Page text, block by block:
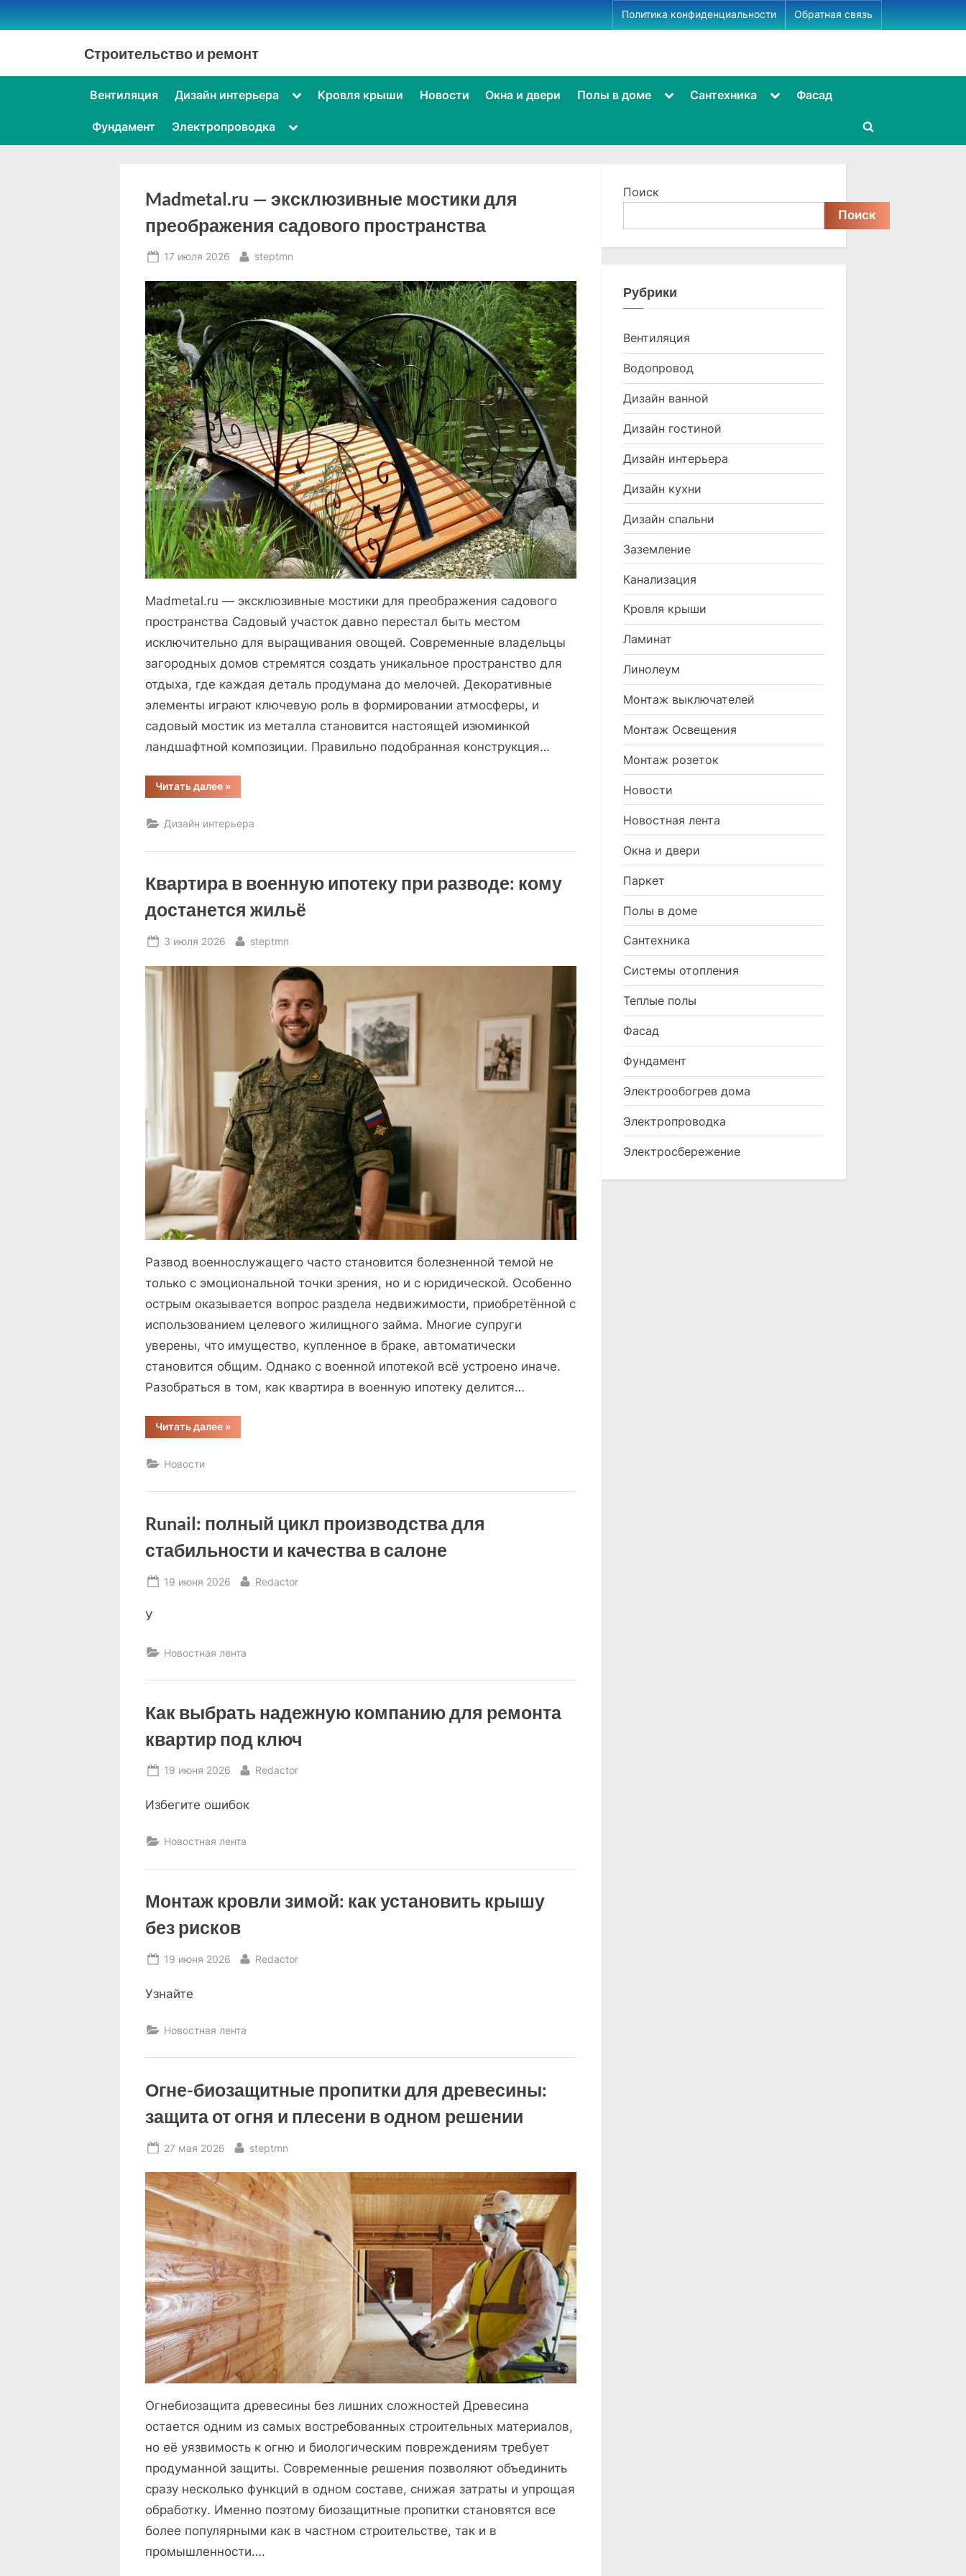
Skip
to
Политика конфиденциальности Обратная связь
Строительство и ремонт
Вентиляция Дизайн интерьера
ToggleКровля крыши Новости Окна и двери Полы в доме
ToggleСантехника
ToggleФасад
Фундамент Электропроводка
Toggle
menu
Toggle
Madmetal.ru — эксклюзивные мостики для
преображения садового пространства
Posted
17 июля 2026 By
steptmn
Madmetal.ru — эксклюзивные мостики для преображения садового
пространства Садовый участок давно перестал быть местом
исключительно для выращивания овощей. Современные владельцы
загородных домов стремятся создать уникальное пространство для
отдыха, где каждая деталь продумана до мелочей. Декоративные
элементы играют ключевую роль в формировании атмосферы, и
садовый мостик из металла становится настоящей изюминкой
ландшафтной композиции. Правильно подобранная конструкция…
Читать далее“Madmetal.ru
—
для
пространства”
»
Дизайн интерьера
Квартира в военную ипотеку при разводе: кому
достанется жильё
Posted
3 июля 2026 By
steptmn
Развод военнослужащего часто становится болезненной темой не
только с эмоциональной точки зрения, но и с юридической. Особенно
острым оказывается вопрос раздела недвижимости, приобретённой с
использованием целевого жилищного займа. Многие супруги
уверены, что имущество, купленное в браке, автоматически
становится общим. Однако с военной ипотекой всё устроено иначе.
Разобраться в том, как квартира в военную ипотеку делится…
Читать далее“Квартира
в
достанется
»
Новости
Runail: полный цикл производства для
стабильности и качества в салоне
Posted
19 июня 2026 By
Redactor
У
Новостная лента
Как выбрать надежную компанию для ремонта
квартир под ключ
Posted
19 июня 2026 By
Redactor
Избегите ошибок
Новостная лента
Монтаж кровли зимой: как установить крышу
без рисков
Posted
19 июня 2026 By
Redactor
Узнайте
Новостная лента
Огне-биозащитные пропитки для древесины:
защита от огня и плесени в одном решении
Posted
27 мая 2026 By
steptmn
Огнебиозащита древесины без лишних сложностей Древесина
остается одним из самых востребованных строительных материалов,
но её уязвимость к огню и биологическим повреждениям требует
продуманной защиты. Современные решения позволяют объединить
сразу несколько функций в одном составе, снижая затраты и упрощая
обработку. Именно поэтому биозащитные пропитки становятся все
более популярными как в частном строительстве, так и в
промышленности….
Поиск
Поиск
Рубрики
Вентиляция
Водопровод
Дизайн ванной
Дизайн гостиной
Дизайн интерьера
Дизайн кухни
Дизайн спальни
Заземление
Канализация
Кровля крыши
Ламинат
Линолеум
Монтаж выключателей
Монтаж Освещения
Монтаж розеток
Новости
Новостная лента
Окна и двери
Паркет
Полы в доме
Сантехника
Системы отопления
Теплые полы
Фасад
Фундамент
Электрообогрев дома
Электропроводка
Электросбережение